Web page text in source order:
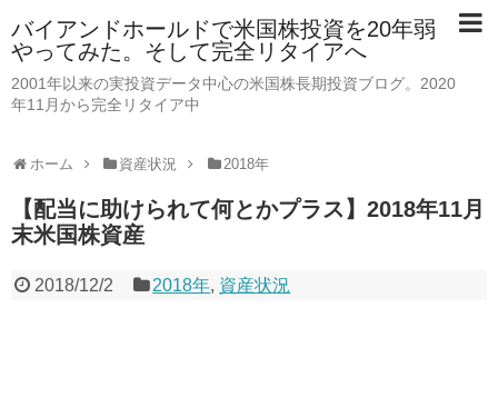
バイアンドホールドで米国株投資を20年弱
やってみた。そして完全リタイアへ
2001年以来の実投資データ中心の米国株長期投資ブログ。2020
年11月から完全リタイア中
ホーム 資産状況 2018年
【配当に助けられて何とかプラス】2018年11月
末米国株資産
2018/12/2 2018年, 資産状況